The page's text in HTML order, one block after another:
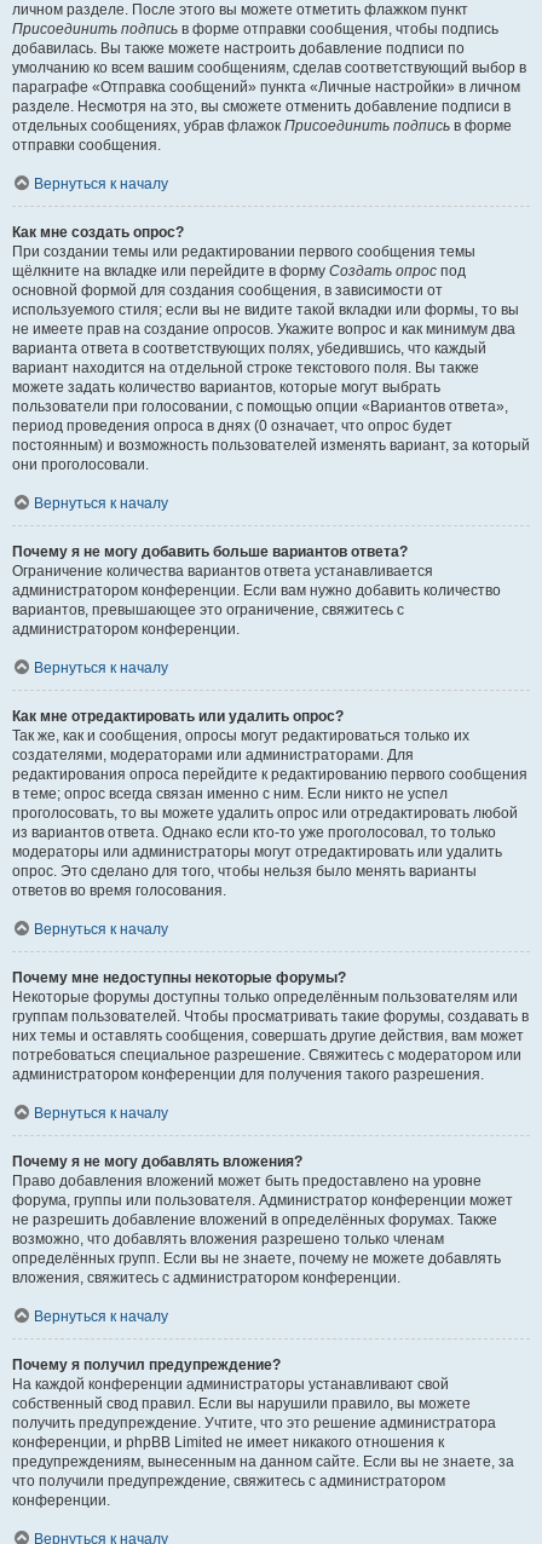
личном разделе. После этого вы можете отметить флажком пункт
Присоединить подпись в форме отправки сообщения, чтобы подпись
добавилась. Вы также можете настроить добавление подписи по
умолчанию ко всем вашим сообщениям, сделав соответствующий выбор в
параграфе «Отправка сообщений» пункта «Личные настройки» в личном
разделе. Несмотря на это, вы сможете отменить добавление подписи в
отдельных сообщениях, убрав флажок Присоединить подпись в форме
отправки сообщения.
Вернуться к началу
Как мне создать опрос?
При создании темы или редактировании первого сообщения темы
щёлкните на вкладке или перейдите в форму Создать опрос под
основной формой для создания сообщения, в зависимости от
используемого стиля; если вы не видите такой вкладки или формы, то вы
не имеете прав на создание опросов. Укажите вопрос и как минимум два
варианта ответа в соответствующих полях, убедившись, что каждый
вариант находится на отдельной строке текстового поля. Вы также
можете задать количество вариантов, которые могут выбрать
пользователи при голосовании, с помощью опции «Вариантов ответа»,
период проведения опроса в днях (0 означает, что опрос будет
постоянным) и возможность пользователей изменять вариант, за который
они проголосовали.
Вернуться к началу
Почему я не могу добавить больше вариантов ответа?
Ограничение количества вариантов ответа устанавливается
администратором конференции. Если вам нужно добавить количество
вариантов, превышающее это ограничение, свяжитесь с
администратором конференции.
Вернуться к началу
Как мне отредактировать или удалить опрос?
Так же, как и сообщения, опросы могут редактироваться только их
создателями, модераторами или администраторами. Для
редактирования опроса перейдите к редактированию первого сообщения
в теме; опрос всегда связан именно с ним. Если никто не успел
проголосовать, то вы можете удалить опрос или отредактировать любой
из вариантов ответа. Однако если кто-то уже проголосовал, то только
модераторы или администраторы могут отредактировать или удалить
опрос. Это сделано для того, чтобы нельзя было менять варианты
ответов во время голосования.
Вернуться к началу
Почему мне недоступны некоторые форумы?
Некоторые форумы доступны только определённым пользователям или
группам пользователей. Чтобы просматривать такие форумы, создавать в
них темы и оставлять сообщения, совершать другие действия, вам может
потребоваться специальное разрешение. Свяжитесь с модератором или
администратором конференции для получения такого разрешения.
Вернуться к началу
Почему я не могу добавлять вложения?
Право добавления вложений может быть предоставлено на уровне
форума, группы или пользователя. Администратор конференции может
не разрешить добавление вложений в определённых форумах. Также
возможно, что добавлять вложения разрешено только членам
определённых групп. Если вы не знаете, почему не можете добавлять
вложения, свяжитесь с администратором конференции.
Вернуться к началу
Почему я получил предупреждение?
На каждой конференции администраторы устанавливают свой
собственный свод правил. Если вы нарушили правило, вы можете
получить предупреждение. Учтите, что это решение администратора
конференции, и phpBB Limited не имеет никакого отношения к
предупреждениям, вынесенным на данном сайте. Если вы не знаете, за
что получили предупреждение, свяжитесь с администратором
конференции.
Вернуться к началу